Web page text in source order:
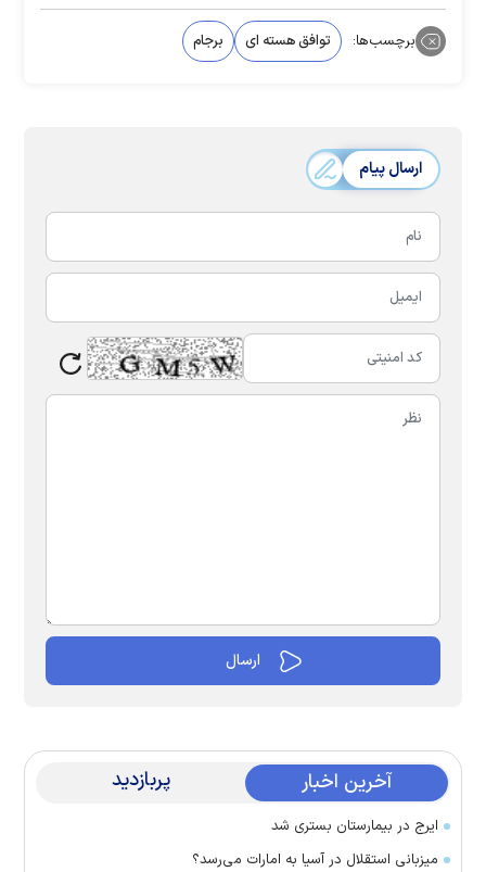
برچسب‌ها: توافق هسته ای برجام
ارسال پیام
آخرین اخبار پربازدید
ایرج در بیمارستان بستری شد
میزبانی استقلال در آسیا به امارات می‌رسد؟